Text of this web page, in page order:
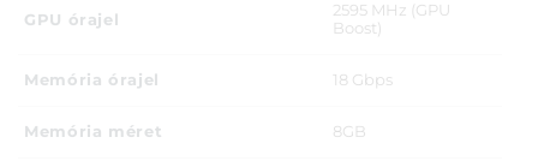
GPU órajel
2595 MHz (GPU
Boost)
Memória órajel 18 Gbps
Memória méret 8GB